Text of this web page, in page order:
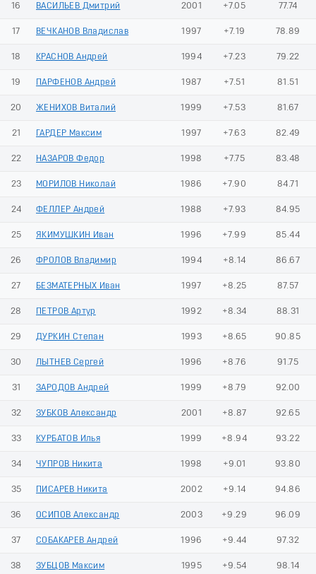
16 ВАСИЛЬЕВ Дмитрий 2001 +7.05 77.74
17 ВЕЧКАНОВ Владислав 1997 +7.19 78.89
18 КРАСНОВ Андрей 1994 +7.23 79.22
19 ПАРФЕНОВ Андрей 1987 +7.51 81.51
20 ЖЕНИХОВ Виталий 1999 +7.53 81.67
21 ГАРДЕР Максим 1997 +7.63 82.49
22 НАЗАРОВ Федор 1998 +7.75 83.48
23 МОРИЛОВ Николай 1986 +7.90 84.71
24 ФЕЛЛЕР Андрей 1988 +7.93 84.95
25 ЯКИМУШКИН Иван 1996 +7.99 85.44
26 ФРОЛОВ Владимир 1994 +8.14 86.67
27 БЕЗМАТЕРНЫХ Иван 1997 +8.25 87.57
28 ПЕТРОВ Артур 1992 +8.34 88.31
29 ДУРКИН Степан 1993 +8.65 90.85
30 ЛЫТНЕВ Сергей 1996 +8.76 91.75
31 ЗАРОДОВ Андрей 1999 +8.79 92.00
32 ЗУБКОВ Александр 2001 +8.87 92.65
33 КУРБАТОВ Илья 1999 +8.94 93.22
34 ЧУПРОВ Никита 1998 +9.01 93.80
35 ПИСАРЕВ Никита 2002 +9.14 94.86
36 ОСИПОВ Александр 2003 +9.29 96.09
37 СОБАКАРЕВ Андрей 1996 +9.44 97.32
38 ЗУБЦОВ Максим 1995 +9.54 98.14